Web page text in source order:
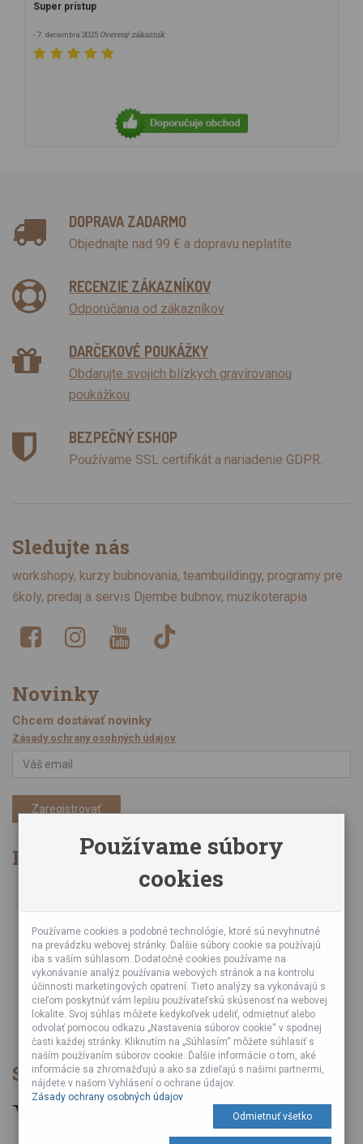
Super prístup
- 7. decembra 2025 Overený zákazník
DOPRAVA ZADARMO
Objednajte nad 99 € a dopravu neplatíte
RECENZIE ZÁKAZNÍKOV
Odporúčania od zákazníkov
DARČEKOVÉ POUKÁŽKY
Obdarujte svojich blízkych gravírovanou
poukážkou
BEZPEČNÝ ESHOP
Používame SSL certifikát a nariadenie GDPR.
Sledujte nás
workshopy, kurzy bubnovania, teambuildingy, programy pre
školy, predaj a servis Djembe bubnov, muzikoterapia
Novinky
Chcem dostávať novinky
Zásady ochrany osobných údajov
Zaregistrovať
Informácie
Obchodné podmienky
Online kurzy bubnovania
Podujatia
Teambuildingy pre firmy
Servis bubnov
Foto a video z podujatí
Veľkoobchod
Spôsob platby
Používame súbory
cookies
Používame cookies a podobné technológie, ktoré sú nevyhnutné
na prevádzku webovej stránky. Ďalšie súbory cookie sa používajú
iba s vaším súhlasom. Dodatočné cookies používame na
vykonávanie analýz používania webových stránok a na kontrolu
účinnosti marketingových opatrení. Tieto analýzy sa vykonávajú s
cieľom poskytnúť vám lepšiu používateľskú skúsenosť na webovej
lokalite. Svoj súhlas môžete kedykoľvek udeliť, odmietnuť alebo
odvolať pomocou odkazu „Nastavenia súborov cookie“ v spodnej
časti každej stránky. Kliknutím na „Súhlasím“ môžete súhlasiť s
naším používaním súborov cookie. Ďalšie informácie o tom, aké
informácie sa zhromažďujú a ako sa zdieľajú s našimi partnermi,
nájdete v našom Vyhlásení o ochrane údajov.
Zásady ochrany osobných údajov
Odmietnuť všetko